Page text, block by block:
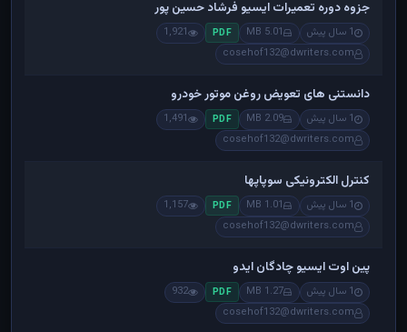
جزوه دوره تعمیرات ایسیو فرشاد حسین پور
1 سال پیش 5.01 MB
PDF
1,921
cosehof132@dwriters.com
دانستنی های تعویض روغن موتور خودرو
1 سال پیش 2.09 MB
PDF
1,491
cosehof132@dwriters.com
کنترل الکترونیکی سوپاپها
1 سال پیش 1.01 MB
PDF
1,157
cosehof132@dwriters.com
پین اوت ایسیو چادگان ایدو
1 سال پیش 1.27 MB
PDF
932
cosehof132@dwriters.com